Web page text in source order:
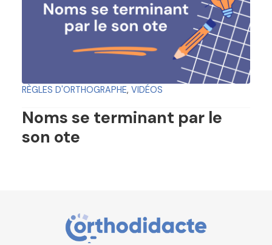
RÈGLES D'ORTHOGRAPHE, VIDÉOS
Noms se terminant par le
son ote